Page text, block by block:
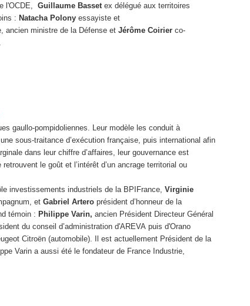
l'OCDE,Guillaume Basset ex délégué aux territoires
:Natacha Polonyessayiste et
ancien ministre de la Défense et Jérôme Coirier co-
gaullo-pompidoliennes. Leur modèle les conduit à
sous-traitance d’exécution française, puis international afin
dans leur chiffre d’affaires, leur gouvernance est
le goût et l’intérêt d’un ancrage territorial ou
investissements industriels de la BPIFrance,Virginie
etGabriel Artero président d’honneur de la
témoin : Philippe Varin, ancien Président Directeur Général
du conseil d’administration d'AREVA puis d'Orano
Citroën (automobile). Il est actuellement Président de la
Varin a aussi été le fondateur de France Industrie,